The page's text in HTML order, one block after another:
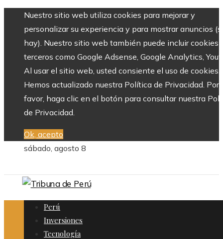
Nuestro sitio web utiliza cookies para mejorar y
personalizar su experiencia y para mostrar anuncios
hay). Nuestro sitio web también puede incluir cookies
terceros como Google Adsense, Google Analytics,
Al usar el sitio web, usted consiente el uso de cookies.
Hemos actualizado nuestra Política de Privacidad. Por
favor, haga clic en el botón para consultar nuestra
de Privacidad.
Ok, acepto
sábado, agosto 8
Perú
Inversiones
Tecnología